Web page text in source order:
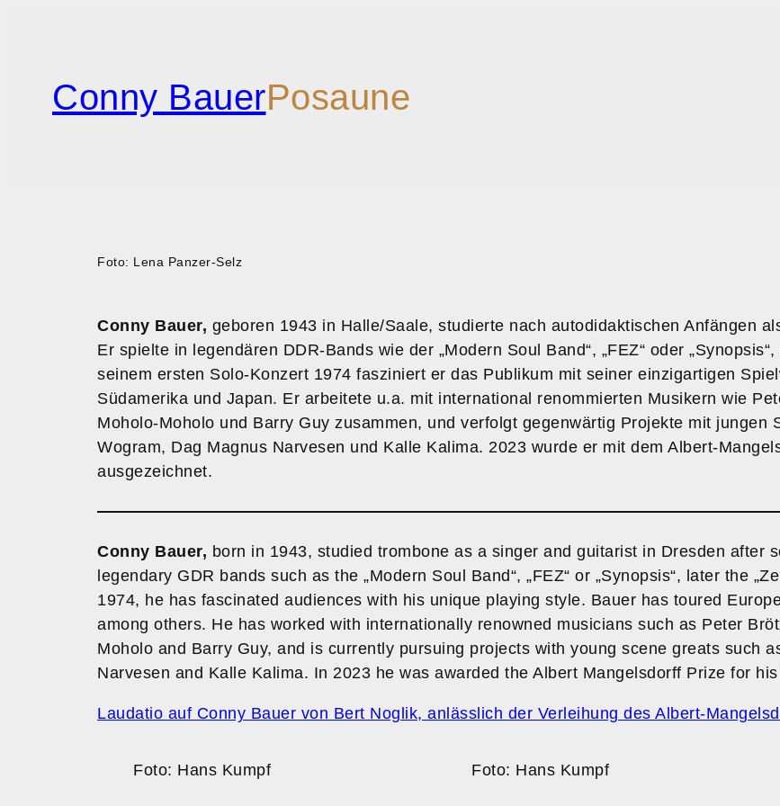
Conny BauerPosaune
Foto: Lena Panzer-Selz
Conny Bauer, geboren 1943 in Halle/Saale, studierte nach autodidaktischen Anfängen
Er spielte in legendären DDR-Bands wie der „Modern Soul Band“, „FEZ“ oder
seinem ersten Solo-Konzert 1974 fasziniert er das Publikum mit seiner einzigartigen
Südamerika und Japan. Er arbeitete u.a. mit international renommierten Musikern wie
Moholo-Moholo und Barry Guy zusammen, und verfolgt gegenwärtig Projekte mit jungen
Wogram, Dag Magnus Narvesen und Kalle Kalima. 2023 wurde er mit dem Albert-
ausgezeichnet.
Conny Bauer, born in 1943, studied trombone as a singer and guitarist in Dresden after
legendary GDR bands such as the „Modern Soul Band“, „FEZ“ or „Synopsis“, later the
1974, he has fascinated audiences with his unique playing style. Bauer has toured
among others. He has worked with internationally renowned musicians such as Peter
Moholo and Barry Guy, and is currently pursuing projects with young scene greats such
Narvesen and Kalle Kalima. In 2023 he was awarded the Albert Mangelsdorff Prize for
Laudatio auf Conny Bauer von Bert Noglik, anlässlich der Verleihung des Albert-
Foto: Hans Kumpf Foto: Hans Kumpf